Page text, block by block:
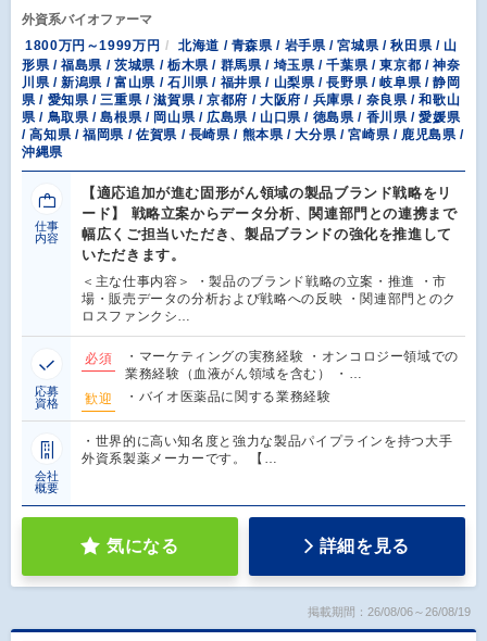
外資系バイオファーマ
1800万円～1999万円
北海道 / 青森県 / 岩手県 / 宮城県 / 秋田県 / 山
形県 / 福島県 / 茨城県 / 栃木県 / 群馬県 / 埼玉県 / 千葉県 / 東京都 / 神奈
川県 / 新潟県 / 富山県 / 石川県 / 福井県 / 山梨県 / 長野県 / 岐阜県 / 静岡
県 / 愛知県 / 三重県 / 滋賀県 / 京都府 / 大阪府 / 兵庫県 / 奈良県 / 和歌山
県 / 鳥取県 / 島根県 / 岡山県 / 広島県 / 山口県 / 徳島県 / 香川県 / 愛媛県
/ 高知県 / 福岡県 / 佐賀県 / 長崎県 / 熊本県 / 大分県 / 宮崎県 / 鹿児島県 /
沖縄県
仕事
内容
【適応追加が進む固形がん領域の製品ブランド戦略をリ
ード】 戦略立案からデータ分析、関連部門との連携まで
幅広くご担当いただき、製品ブランドの強化を推進して
いただきます。
＜主な仕事内容＞ ・製品のブランド戦略の立案・推進 ・市
場・販売データの分析および戦略への反映 ・関連部門とのク
ロスファンクシ…
応募
資格
必須
・マーケティングの実務経験 ・オンコロジー領域での
業務経験（血液がん領域を含む） ・…
歓迎
・バイオ医薬品に関する業務経験
会社
概要
・世界的に高い知名度と強力な製品パイプラインを持つ大手
外資系製薬メーカーです。 【…
気になる 詳細を見る
掲載期間：26/08/06～26/08/19